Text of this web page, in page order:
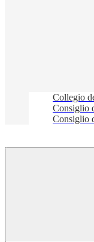
Collegio
Consiglio
Consiglio